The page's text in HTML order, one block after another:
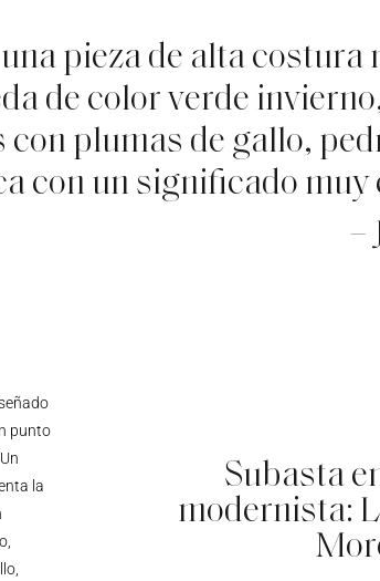
pieza de alta
de color verde
plumas de gallo,
con un significado muy
–
punto
la
Subasta
modernista: